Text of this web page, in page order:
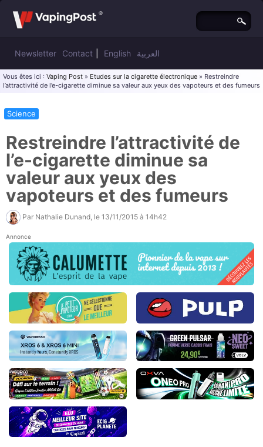
Newsletter Contact English العربية
Vous êtes ici : Vaping Post » Etudes sur la cigarette électronique » Restreindre
l’attractivité de l’e-cigarette diminue sa valeur aux yeux des vapoteurs et des fumeurs
Science
Restreindre l’attractivité de
l’e-cigarette diminue sa
valeur aux yeux des
vapoteurs et des fumeurs
Par Nathalie Dunand , le 13/11/2015 à 14h42
Annonce